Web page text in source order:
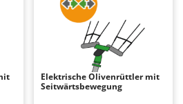
für Traktoren
Elektrische Olivenrüttler mit
Seitwärtsbewegung